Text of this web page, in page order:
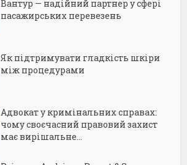
Вантур — надійний партнер у сфері
пасажирських перевезень
Як підтримувати гладкість шкіри
між процедурами
Адвокат у кримінальних справах:
чому своєчасний правовий захист
має вирішальне...